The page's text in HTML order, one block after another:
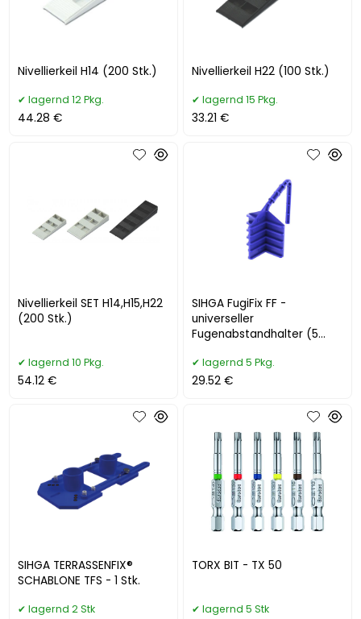
Nivellierkeil H14 (200 Stk.)
lagernd 12 Pkg.
44.28 €
Nivellierkeil H22 (100 Stk.)
lagernd 15 Pkg.
33.21 €
Nivellierkeil SET H14,H15,H22
(200 Stk.)
lagernd 10 Pkg.
54.12 €
SIHGA FugiFix FF -
universeller
Fugenabstandhalter (5
lagernd 5 Pkg.
29.52 €
SIHGA TERRASSENFIX®
SCHABLONE TFS - 1 Stk.
lagernd 2 Stk
TORX BIT - TX 50
lagernd 5 Stk